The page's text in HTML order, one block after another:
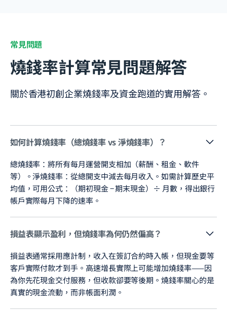
常見問題
燒錢率計算常見問題解答
關於香港初創企業燒錢率及資金跑道的實用解答。
如何計算燒錢率（總燒錢率 vs 淨燒錢率）？
總燒錢率：將所有每月運營開支相加（薪酬、租金、軟件
等）。淨燒錢率：從總開支中減去每月收入。如需計算歷史平
均值，可用公式：（期初現金 − 期末現金）÷ 月數，得出銀行
帳戶實際每月下降的速率。
損益表顯示盈利，但燒錢率為何仍然偏高？
損益表通常採用應計制，收入在簽訂合約時入帳，但現金要等
客戶實際付款才到手。高速增長實際上可能增加燒錢率——因
為你先花現金交付服務，但收款卻要等後期。燒錢率關心的是
真實的現金流動，而非帳面利潤。